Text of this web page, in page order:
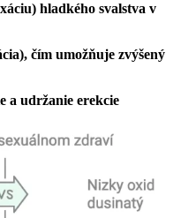
hladkého svalstva v
čím umožňuje zvýšený
a udržanie erekcie